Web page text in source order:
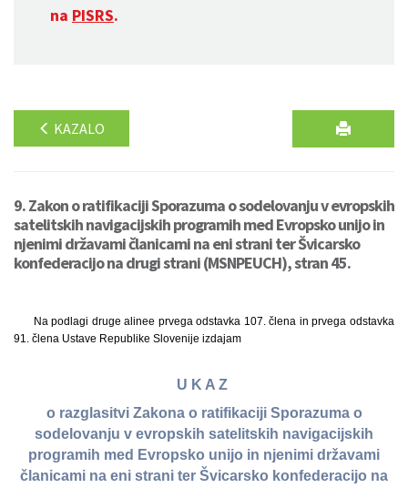
na PISRS.
KAZALO
9. Zakon o ratifikaciji Sporazuma o sodelovanju v evropskih
satelitskih navigacijskih programih med Evropsko unijo in
njenimi državami članicami na eni strani ter Švicarsko
konfederacijo na drugi strani (MSNPEUCH), stran 45.
Na podlagi druge alinee prvega odstavka 107. člena in prvega odstavka
91. člena Ustave Republike Slovenije izdajam
U K A Z
o razglasitvi Zakona o ratifikaciji Sporazuma o
sodelovanju v evropskih satelitskih navigacijskih
programih med Evropsko unijo in njenimi državami
članicami na eni strani ter Švicarsko konfederacijo na